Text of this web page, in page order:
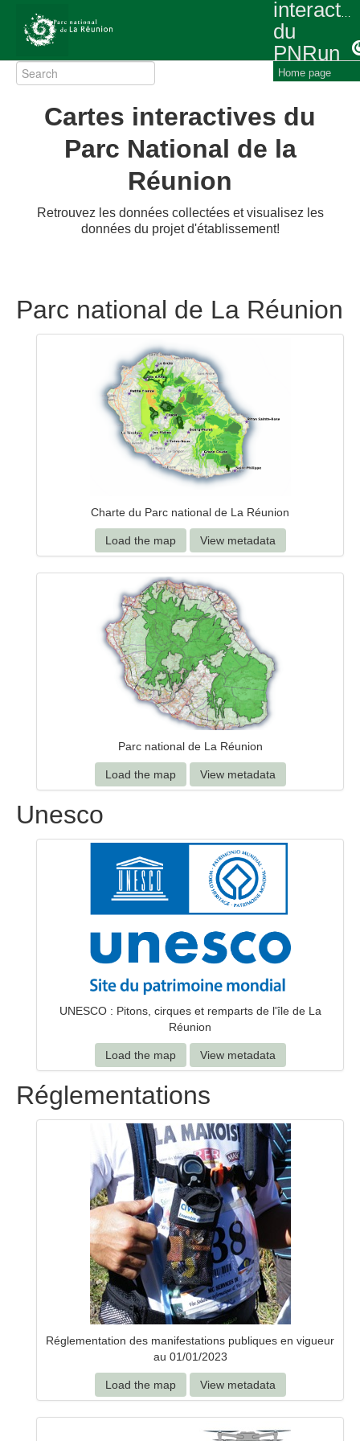
du
PNRun
Home page
Cartes interactives du
Parc National de la
Réunion
Retrouvez les données collectées et visualisez les
données du projet d'établissement!
Parc national de La Réunion
Charte du Parc national de La Réunion
Load the map View metadata
Parc national de La Réunion
Load the map View metadata
Unesco
UNESCO : Pitons, cirques et remparts de l'île de La
Réunion
Load the map View metadata
Réglementations
Réglementation des manifestations publiques en vigueur
au 01/01/2023
Load the map View metadata